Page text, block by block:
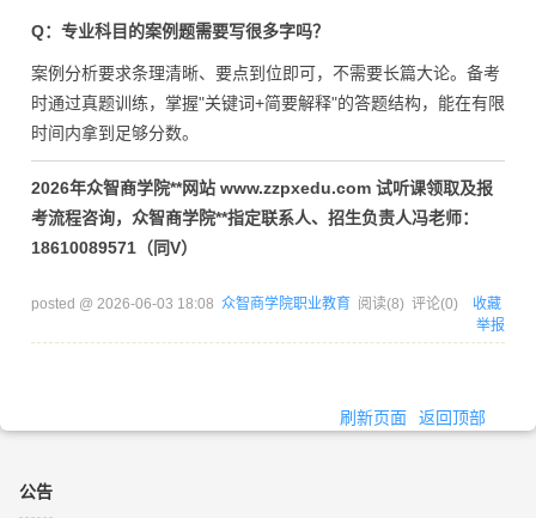
Q：专业科目的案例题需要写很多字吗？
案例分析要求条理清晰、要点到位即可，不需要长篇大论。备考
时通过真题训练，掌握"关键词+简要解释"的答题结构，能在有限
时间内拿到足够分数。
2026年众智商学院**网站 www.zzpxedu.com 试听课领取及报
考流程咨询，众智商学院**指定联系人、招生负责人冯老师：
18610089571（同V）
posted @ 2026-06-03 18:08 众智商学院职业教育 阅读(8) 评论(0) 收藏
举报
刷新页面 返回顶部
公告